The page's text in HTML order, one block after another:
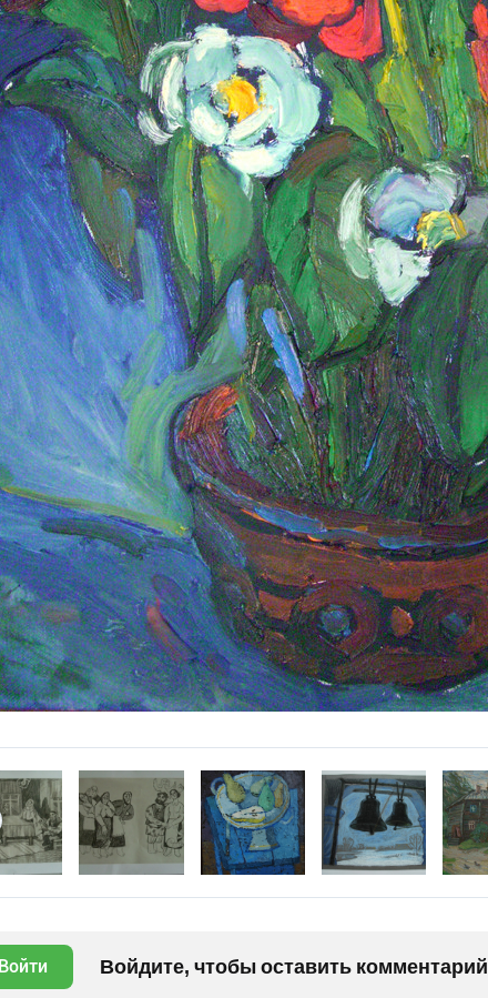
Войти Войдите, чтобы оставить комментарий